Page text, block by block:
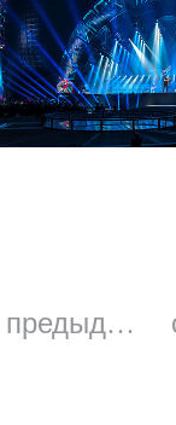
предыдущее